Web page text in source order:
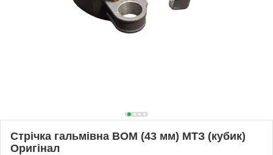
Стрічка гальмівна ВОМ (43 мм) МТЗ (кубик)
Оригінал